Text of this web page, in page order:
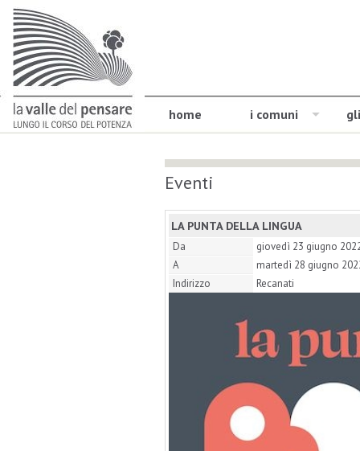
home i comuni
Eventi
LA PUNTA DELLA LINGUA
Da
giovedì 23 giugno
A
martedì 28 giugno
Indirizzo
Recanati